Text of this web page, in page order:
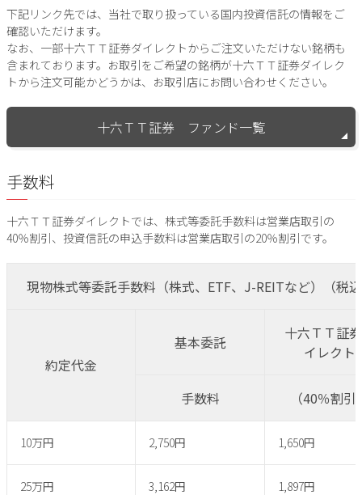
下記リンク先では、当社で取り扱っている国内投資信託の情報をご
確認いただけます。
なお、一部十六ＴＴ証券ダイレクトからご注文いただけない銘柄も
含まれております。お取引をご希望の銘柄が十六ＴＴ証券ダイレク
トから注文可能かどうかは、お取引店にお問い合わせください。
十六ＴＴ証券 ファンド一覧
手数料
十六ＴＴ証券ダイレクトでは、株式等委託手数料は営業店取引の
40％割引、投資信託の申込手数料は営業店取引の20％割引です。
現物株式等委託手数料（株式、ETF、J-REITなど）（税
約定代金
基本委託
十六ＴＴ証
イレクト
手数料 （40％割引
10万円 2,750円 1,650円
25万円 3,162円 1,897円